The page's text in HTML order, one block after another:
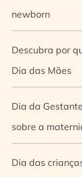
newborn
Descubra por
Dia das Mães
Dia da
sobre a
Dia das